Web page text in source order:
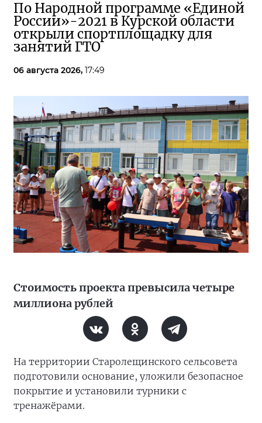
По Народной программе «Единой
России»-2021 в Курской области
открыли спортплощадку для
занятий ГТО
06 августа 2026, 17:49
Стоимость проекта превысила четыре
миллиона рублей
На территории Старолещинского сельсовета
подготовили основание, уложили безопасное
покрытие и установили турники с
тренажёрами.